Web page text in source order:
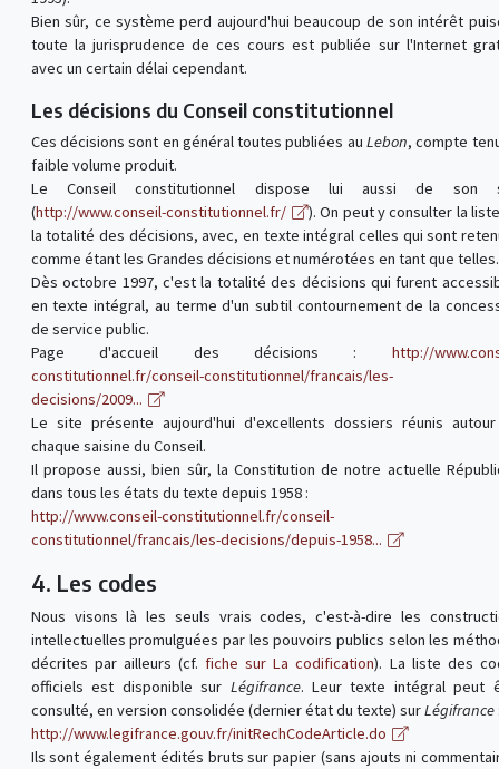
Bien sûr, ce système perd aujourd'hui beaucoup de son intérêt
toute la jurisprudence de ces cours est publiée sur l'Internet
avec un certain délai cependant.
Les décisions du Conseil constitutionnel
Ces décisions sont en général toutes publiées au Lebon, compte
faible volume produit.
Le Conseil constitutionnel dispose lui aussi de son
(http://www.conseil-constitutionnel.fr/
). On peut y consulter la
la totalité des décisions, avec, en texte intégral celles qui sont
comme étant les Grandes décisions et numérotées en tant que telles.
Dès octobre 1997, c'est la totalité des décisions qui furent
en texte intégral, au terme d'un subtil contournement de la
de service public.
Page d'accueil des décisions : http://
constitutionnel.fr/conseil-constitutionnel/francais/les-
decisions/2009...
Le site présente aujourd'hui d'excellents dossiers réunis
chaque saisine du Conseil.
Il propose aussi, bien sûr, la Constitution de notre actuelle
dans tous les états du texte depuis 1958 :
http://www.conseil-constitutionnel.fr/conseil-
constitutionnel/francais/les-decisions/depuis-1958...
4. Les codes
Nous visons là les seuls vrais codes, c'est-à-dire les
intellectuelles promulguées par les pouvoirs publics selon les
décrites par ailleurs (cf.fiche sur La codification). La liste des
officiels est disponible sur Légifrance. Leur texte intégral peut
consulté, en version consolidée (dernier état du texte) surLégifrance
http://www.legifrance.gouv.fr/initRechCodeArticle.do
Ils sont également édités bruts sur papier (sans ajouts ni